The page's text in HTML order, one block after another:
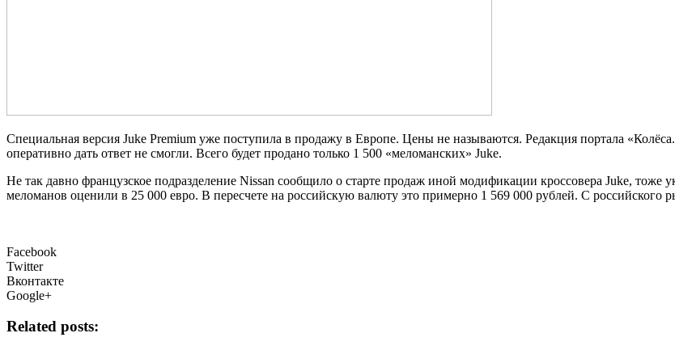
Специальная версия Juke Premium уже поступила в продажу в Европе. Цены не называются. Редакция портала
оперативно дать ответ не смогли. Всего будет продано только 1 500 «меломанских» Juke.
Не так давно французское подразделение Nissan сообщило о старте продаж иной модификации кроссовера Juke,
меломанов оценили в 25 000 евро. В пересчете на российскую валюту это примерно 1 569 000 рублей. С российского
Facebook
Twitter
Вконтакте
Google+
Related posts: